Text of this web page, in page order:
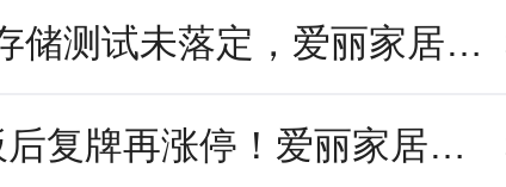
跨界存储测试未落定，爱丽家居复牌前自揭多重风险
9连板后复牌再涨停！爱丽家居市盈率318倍，跨界收购案尚未落地